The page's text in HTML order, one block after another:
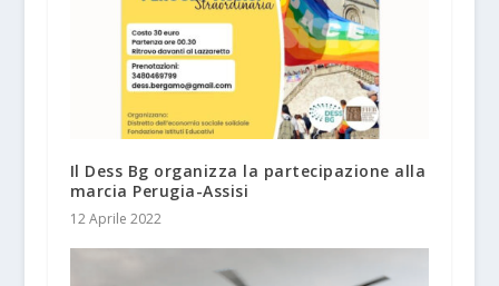
Il Dess Bg organizza la partecipazione alla
marcia Perugia-Assisi
12 Aprile 2022